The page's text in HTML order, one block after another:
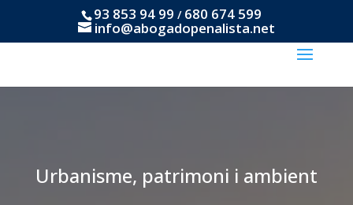
93 853 94 99 / 680 674 599
info@abogadopenalista.net
Urbanisme, patrimoni i ambient